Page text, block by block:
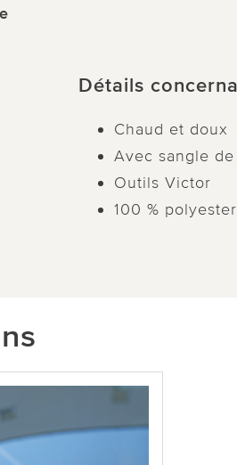
Détails
Chaud et doux
Avec sangle
Outils Victor
100 %